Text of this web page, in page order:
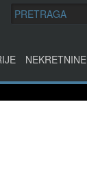
NEKRETNINE